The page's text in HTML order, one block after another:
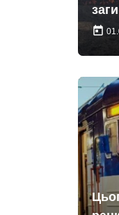
today